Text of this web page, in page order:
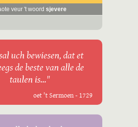
veur 't woord sjevere
uch bewiesen, dat et
de beste van alle de
taulen is..."
oet 't Sermoen - 1729